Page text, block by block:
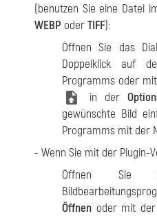
(benutzen Sie eine Datei
WEBP oderTIFF):
Öffnen Sie das
Doppelklick auf
Programms oder
in der
gewünschte Bild
Programms mit der
- Wenn Sie mit der Plugin-
Öffnen
Öffnen oder mit der